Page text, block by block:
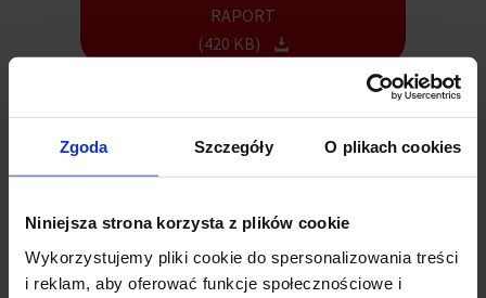
Zgoda Szczegóły O plikach cookies
Niniejsza strona korzysta z plików cookie
Wykorzystujemy pliki cookie do spersonalizowania treści
i reklam, aby oferować funkcje społecznościowe i
RAPORT
(420 KB)
całkowitego popytu odnotowanego na rynkach regionalnych w
Polsce.